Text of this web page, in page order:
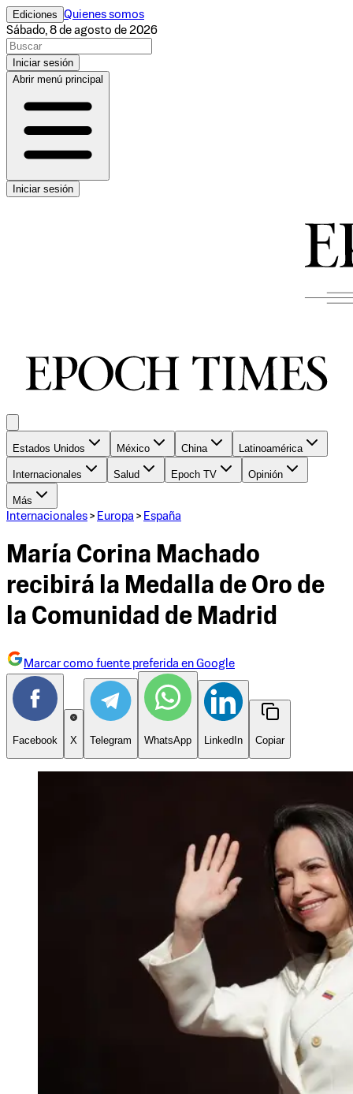
Ediciones Quienes somos
Sábado, 8 de agosto de 2026
Iniciar sesión
Abrir menú principal
Iniciar sesión
Estados Unidos México China Latinoamérica
Internacionales Salud Epoch TV Opinión
Más
Internacionales > Europa > España
María Corina Machado
recibirá la Medalla de Oro de
la Comunidad de Madrid
Marcar como fuente preferida en Google
Facebook X Telegram WhatsApp LinkedIn Copiar